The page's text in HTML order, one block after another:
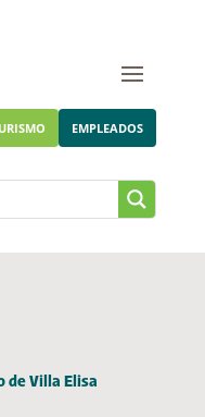
EMPLEADOS
de Villa Elisa